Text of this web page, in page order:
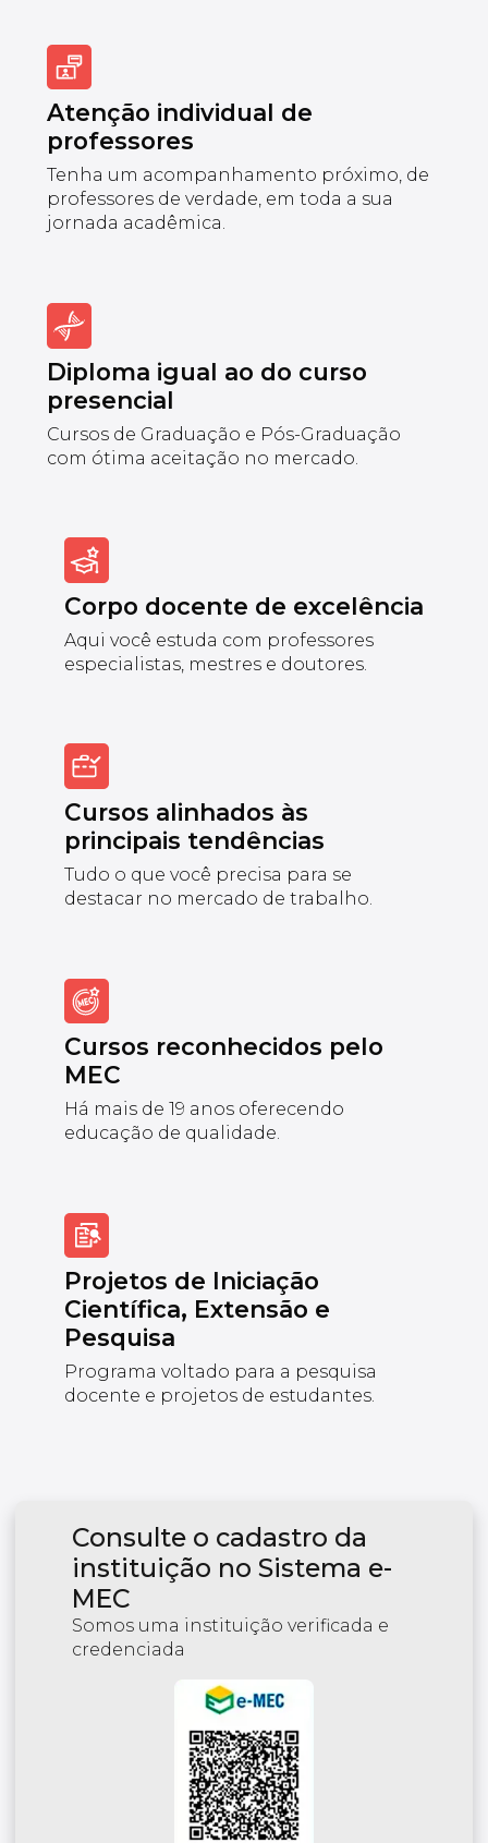
Atenção individual de
professores
Tenha um acompanhamento próximo, de
professores de verdade, em toda a sua
jornada acadêmica.
Diploma igual ao do curso
presencial
Cursos de Graduação e Pós-Graduação
com ótima aceitação no mercado.
Corpo docente de excelência
Aqui você estuda com professores
especialistas, mestres e doutores.
Cursos alinhados às
principais tendências
Tudo o que você precisa para se
destacar no mercado de trabalho.
Cursos reconhecidos pelo
MEC
Há mais de 19 anos oferecendo
educação de qualidade.
Projetos de Iniciação
Científica, Extensão e
Pesquisa
Programa voltado para a pesquisa
docente e projetos de estudantes.
Consulte o cadastro da
instituição no Sistema e-
MEC
Somos uma instituição verificada e
credenciada